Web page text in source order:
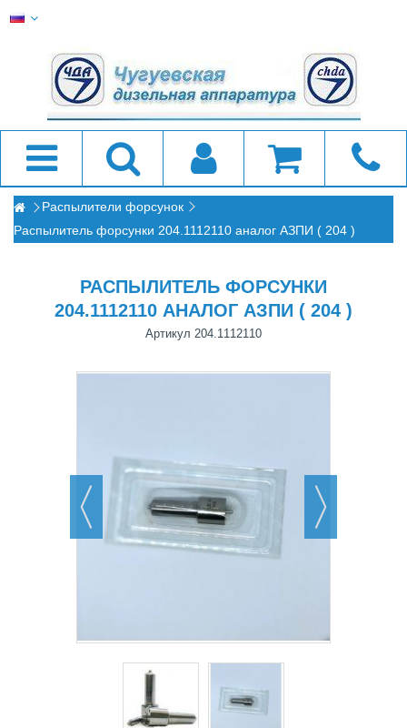
Распылители форсунок
Распылитель форсунки 204.1112110 аналог АЗПИ ( 204 )
РАСПЫЛИТЕЛЬ ФОРСУНКИ
204.1112110 АНАЛОГ АЗПИ ( 204 )
Артикул 204.1112110